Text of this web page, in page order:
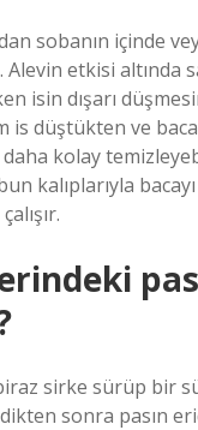
sobanın içinde
Alevin etkisi altında
isin dışarı
is düştükten ve
kolay
kalıplarıyla
sirke sürüp bir
sonra pasın